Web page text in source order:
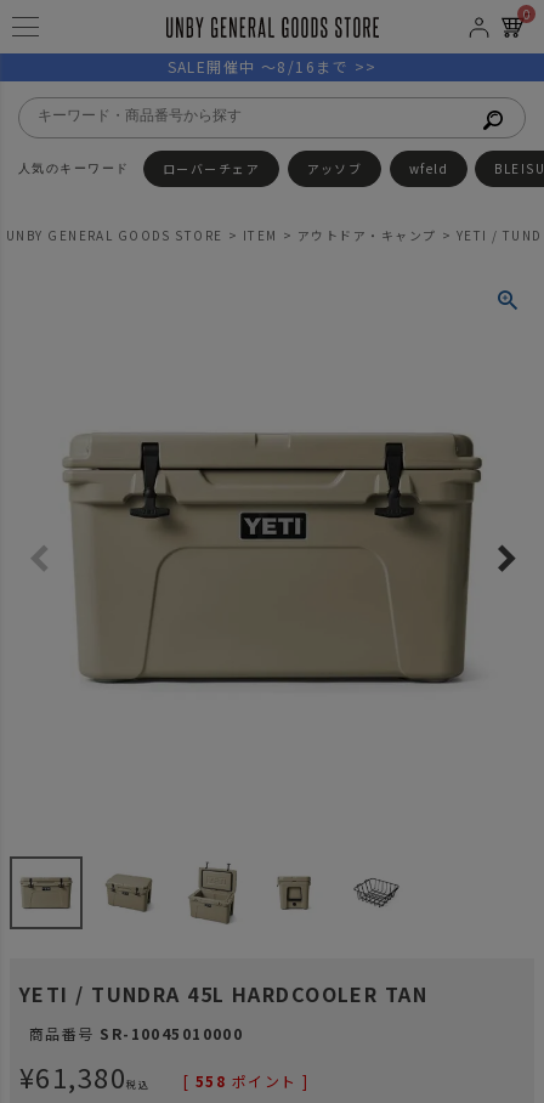
0
SALE開催中 ～8/16まで >>
ローバーチェア アッソブ wfeld
UNBY GENERAL GOODS STORE ITEM アウトドア・キャンプ YETI /
YETI / TUNDRA 45L HARDCOOLER TAN
商品番号 SR-10045010000
¥61,380税込 [ 558 ポイント ]